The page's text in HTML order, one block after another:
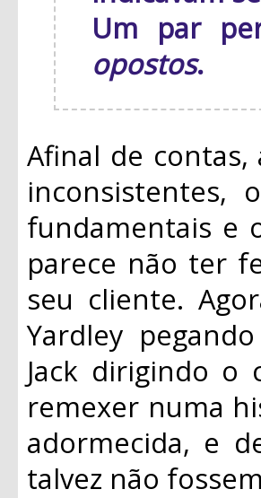
Um par
opostos.
Afinal de
inconsistentes,
fundamentais e
parece não ter
seu cliente.
Yardley
Jack dirigindo o
remexer numa
adormecida, e
talvez não